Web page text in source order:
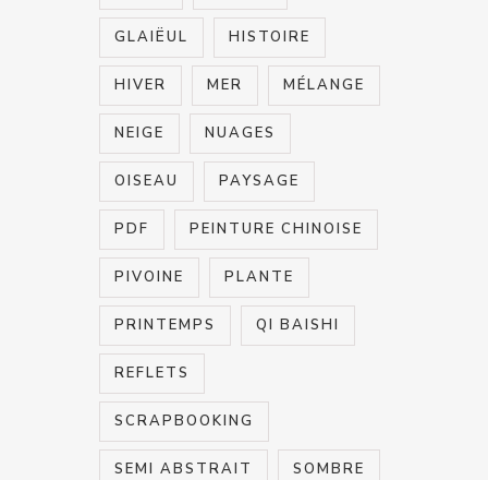
GLAIËUL HISTOIRE
HIVER MER MÉLANGE
NEIGE NUAGES
OISEAU PAYSAGE
PDF PEINTURE CHINOISE
PIVOINE PLANTE
PRINTEMPS QI BAISHI
REFLETS
SCRAPBOOKING
SEMI ABSTRAIT SOMBRE